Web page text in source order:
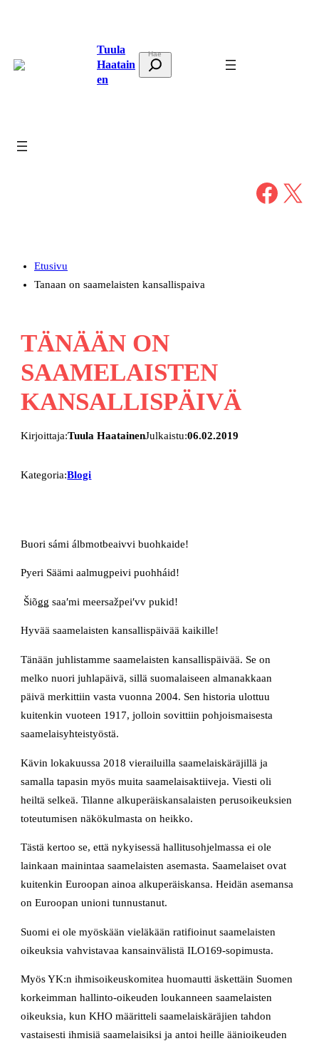
Tuula
Haatain
en
t
Facebook X
Etusivu
Tanaan on saamelaisten kansallispaiva
TÄNÄÄN ON
SAAMELAISTEN
KANSALLISPÄIVÄ
Kirjoittaja:Tuula HaatainenJulkaistu:06.02.2019
Kategoria:Blogi
Buori sámi álbmotbeaivvi buohkaide!
Pyeri Säämi aalmugpeivi puohháid!
Šiõǥǥ saaʹmi meersažpeiʹvv pukid!
Hyvää saamelaisten kansallispäivää kaikille!
Tänään juhlistamme saamelaisten kansallispäivää. Se on
melko nuori juhlapäivä, sillä suomalaiseen almanakkaan
päivä merkittiin vasta vuonna 2004. Sen historia ulottuu
kuitenkin vuoteen 1917, jolloin sovittiin pohjoismaisesta
saamelaisyhteistyöstä.
Kävin lokakuussa 2018 vierailuilla saamelaiskäräjillä ja
samalla tapasin myös muita saamelaisaktiiveja. Viesti oli
heiltä selkeä. Tilanne alkuperäiskansalaisten perusoikeuksien
toteutumisen näkökulmasta on heikko.
Tästä kertoo se, että nykyisessä hallitusohjelmassa ei ole
lainkaan mainintaa saamelaisten asemasta. Saamelaiset ovat
kuitenkin Euroopan ainoa alkuperäiskansa. Heidän asemansa
on Euroopan unioni tunnustanut.
Suomi ei ole myöskään vieläkään ratifioinut saamelaisten
oikeuksia vahvistavaa kansainvälistä ILO169-sopimusta.
Myös YK:n ihmisoikeuskomitea huomautti äskettäin Suomen
korkeimman hallinto-oikeuden loukanneen saamelaisten
oikeuksia, kun KHO määritteli saamelaiskäräjien tahdon
vastaisesti ihmisiä saamelaisiksi ja antoi heille äänioikeuden